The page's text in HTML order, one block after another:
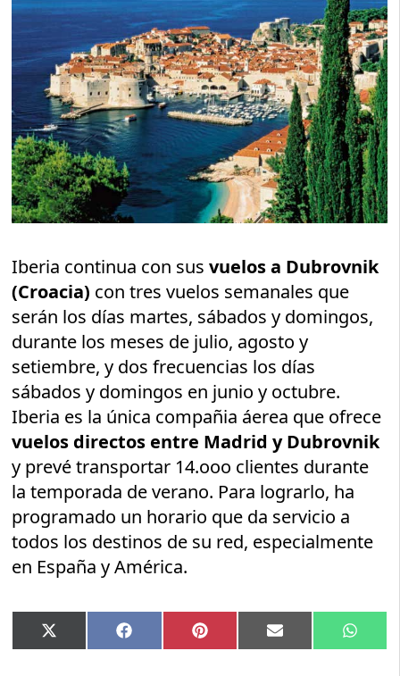
Iberia continua con susvuelos a Dubrovnik
(Croacia) con tres vuelos semanales que
serán los días martes, sábados y domingos,
durante los meses de julio, agosto y
setiembre, y dos frecuencias los días
sábados y domingos en junio y octubre.
Iberia es la única compañia áerea que ofrece
vuelos directos entre Madrid y Dubrovnik
y prevé transportar 14.ooo clientes durante
la temporada de verano. Para lograrlo, ha
programado un horario que da servicio a
todos los destinos de su red, especialmente
en España y América.
Compartir
en
X
(Twitter)
Compartir
en
Facebook Compartir
en
Pinterest Compartir
en
Email
en